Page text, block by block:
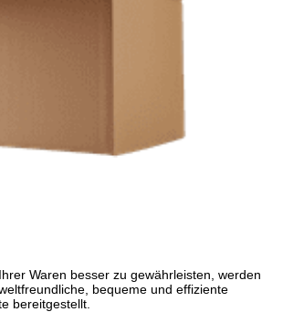
Waren besser zu gewährleisten, werden
bequeme und effiziente
bereitgestellt.